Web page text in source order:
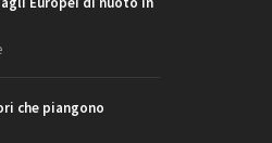
che piangono